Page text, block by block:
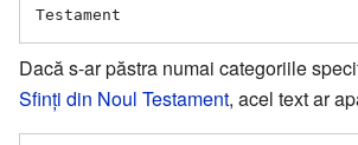
Dacă s-ar păstra numai categoriile
Sfinți din Noul Testament, acel text ar